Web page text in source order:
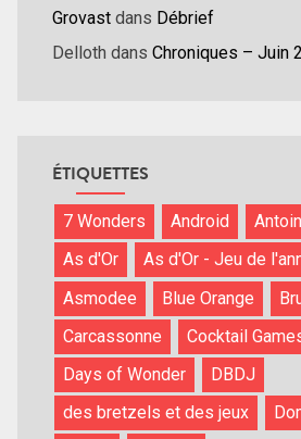
Grovast dans Débrief
Delloth dans Chroniques – Juin
ÉTIQUETTES
7 Wonders Android
As d'Or
As d'Or - Jeu de
Asmodee
Blue Orange
Carcassonne
Cocktail
Days of Wonder
DBDJ
des bretzels et des jeux